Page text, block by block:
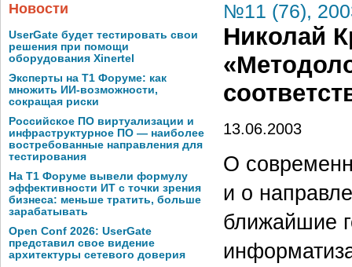
Новости
UserGate будет тестировать свои
решения при помощи
оборудования Xinertel
Эксперты на Т1 Форуме: как
множить ИИ-возможности,
сокращая риски
Российское ПО виртуализации и
инфраструктурное ПО — наиболее
востребованные направления для
тестирования
На Т1 Форуме вывели формулу
эффективности ИТ с точки зрения
бизнеса: меньше тратить, больше
зарабатывать
Open Conf 2026: UserGate
представил свое видение
архитектуры сетевого доверия
№11 (76),
Николай
13.06.2003
О
и о
ближайшие